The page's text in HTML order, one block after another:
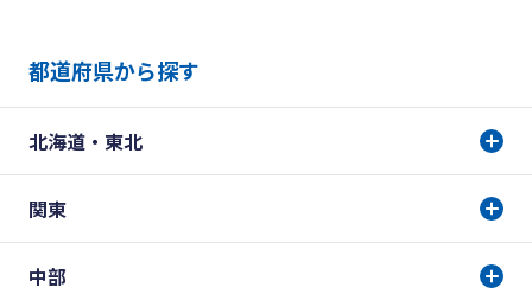
都道府県から探す
北海道・東北
関東
中部